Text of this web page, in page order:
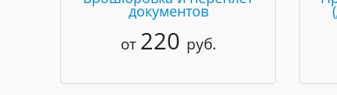
документов
от 220 руб.